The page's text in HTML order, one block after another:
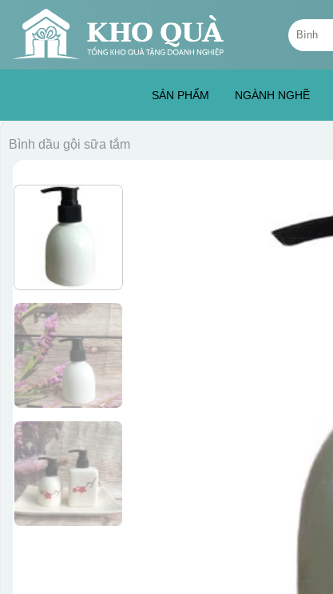
content
Tìm
kiếm:
SẢN PHẨM NGÀNH NGHỀ
Bình dầu gội sữa tắm